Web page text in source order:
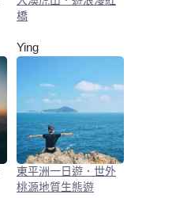
橋
Ying
東平洲一日遊．世外
桃源地質生態遊